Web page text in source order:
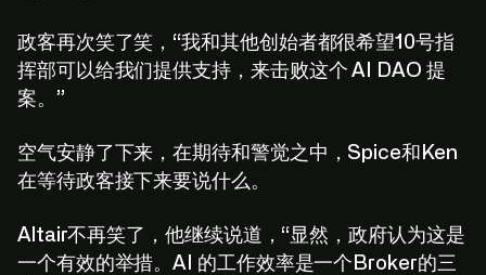
政客再次笑了笑，“我和其他创始者都很希望10号指
挥部可以给我们提供支持，来击败这个 AI DAO 提
案。”
空气安静了下来，在期待和警觉之中，Spice和Ken
在等待政客接下来要说什么。
Altair不再笑了，他继续说道，“显然，政府认为这是
一个有效的举措。AI 的工作效率是一个Broker的三